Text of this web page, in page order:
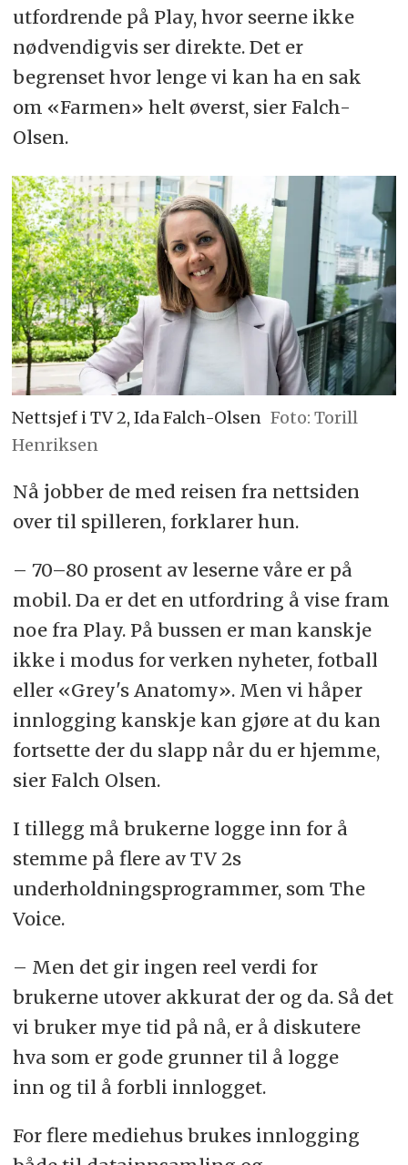
utfordrende på Play, hvor seerne ikke
nødvendigvis ser direkte. Det er
begrenset hvor lenge vi kan ha en sak
om «Farmen» helt øverst, sier Falch-
Olsen.
Nettsjef i TV 2, Ida Falch-Olsen Foto: Torill
Henriksen
Nå jobber de med reisen fra nettsiden
over til spilleren, forklarer hun.
– 70–80 prosent av leserne våre er på
mobil. Da er det en utfordring å vise fram
noe fra Play. På bussen er man kanskje
ikke i modus for verken nyheter, fotball
eller «Grey's Anatomy». Men vi håper
innlogging kanskje kan gjøre at du kan
fortsette der du slapp når du er hjemme,
sier Falch Olsen.
I tillegg må brukerne logge inn for å
stemme på flere av TV 2s
underholdningsprogrammer, som The
Voice.
– Men det gir ingen reel verdi for
brukerne utover akkurat der og da. Så det
vi bruker mye tid på nå, er å diskutere
hva som er gode grunner til å logge
inn og til å forbli innlogget.
For flere mediehus brukes innlogging